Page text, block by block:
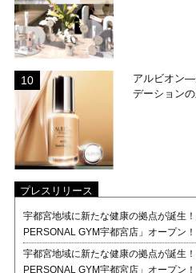
アルビオン―
デーション
プレスリリース
宇都宮地域に新たな健康の拠点が誕生
PERSONAL GYM宇都宮店」オープン
宇都宮地域に新たな健康の拠点が誕生
PERSONAL GYM宇都宮店」オープン